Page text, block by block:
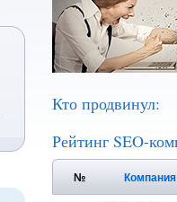
Кто продвинул:
Рейтинг SEO-
№